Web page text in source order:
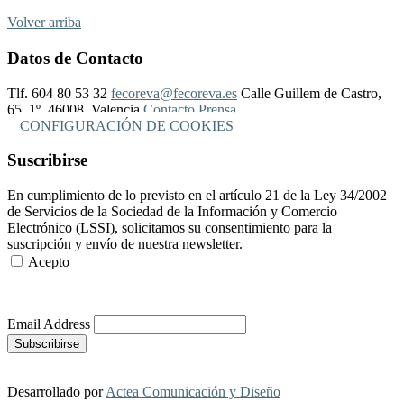
Volver arriba
Datos de Contacto
Tlf. 604 80 53 32 fecoreva@fecoreva.es Calle Guillem de Castro,
65, 1º, 46008, Valencia Contacto Prensa
CONFIGURACIÓN DE COOKIES
Suscribirse
En cumplimiento de lo previsto en el artículo 21 de la Ley 34/2002
de Servicios de la Sociedad de la Información y Comercio
Electrónico (LSSI), solicitamos su consentimiento para la
suscripción y envío de nuestra newsletter.
Acepto
Email Address
Desarrollado porActea Comunicación y Diseño